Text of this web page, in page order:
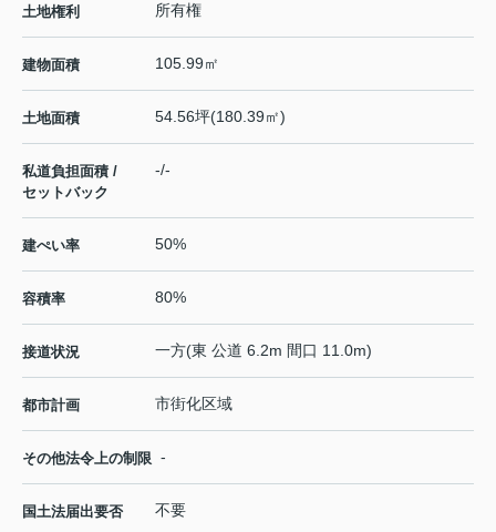
土地権利 所有権
建物面積 105.99㎡
土地面積 54.56坪(180.39㎡)
私道負担面積 /
セットバック
-/-
建ぺい率 50%
容積率 80%
接道状況 一方(東 公道 6.2m 間口 11.0m)
都市計画 市街化区域
その他法令上の制限 -
国土法届出要否 不要